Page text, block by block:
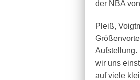
der NBA
Pleiß,
Aufstellung.
wir uns
auf viele